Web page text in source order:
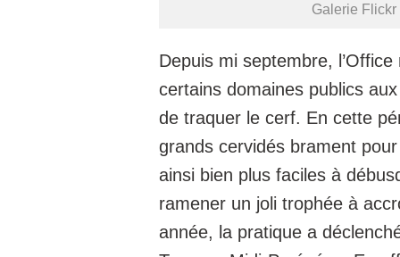
Galerie
Depuis mi septembre,
certains domaines publics
de traquer le cerf. En cette
grands cervidés brament
ainsi bien plus faciles à
ramener un joli trophée à
année, la pratique a